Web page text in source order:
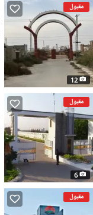
مقبول
12
مقبول
6
مقبول